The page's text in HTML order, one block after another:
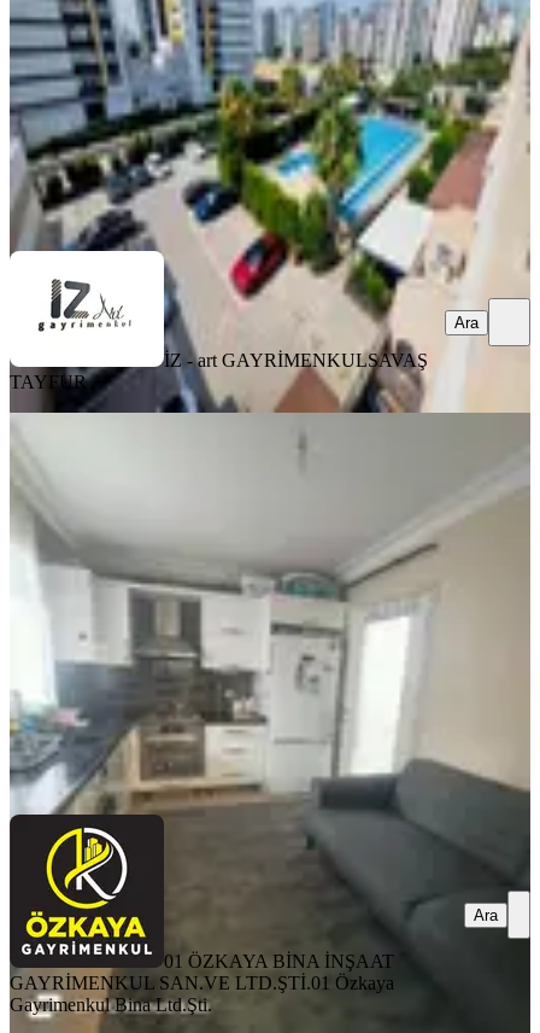
3+1· 155 m²· 3. Kat 06.08.2026
5.750.000 ₺
İZ - art GAYRİMENKULSAVAŞ TAYFUR
Ara
İZ - art GAYRİMENKULSAVAŞ
TAYFUR
Ara
YENİ
Adana Seyhan Bahçeşehir De Satilik
100 m²·Yüksek giriş ·06.08.2026
3.475.000 ₺
01 ÖZKAYA BİNA İNŞAAT GAYRİMENKUL SAN.VE
LTD.ŞTİ.01 Özkaya Gayrimenkul Bina Ltd.Şti.
Ara
01 ÖZKAYA BİNA İNŞAAT
GAYRİMENKUL SAN.VE LTD.ŞTİ.01 Özkaya
Gayrimenkul Bina Ltd.Şti.
Ara